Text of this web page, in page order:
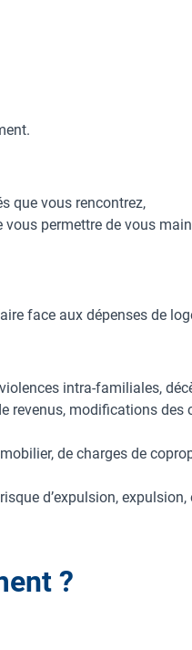
que vous rencontrez,
permettre de vous
face aux dépenses de
intra-familiales,
revenus, modifications
de charges de
d’expulsion, expulsion,
?